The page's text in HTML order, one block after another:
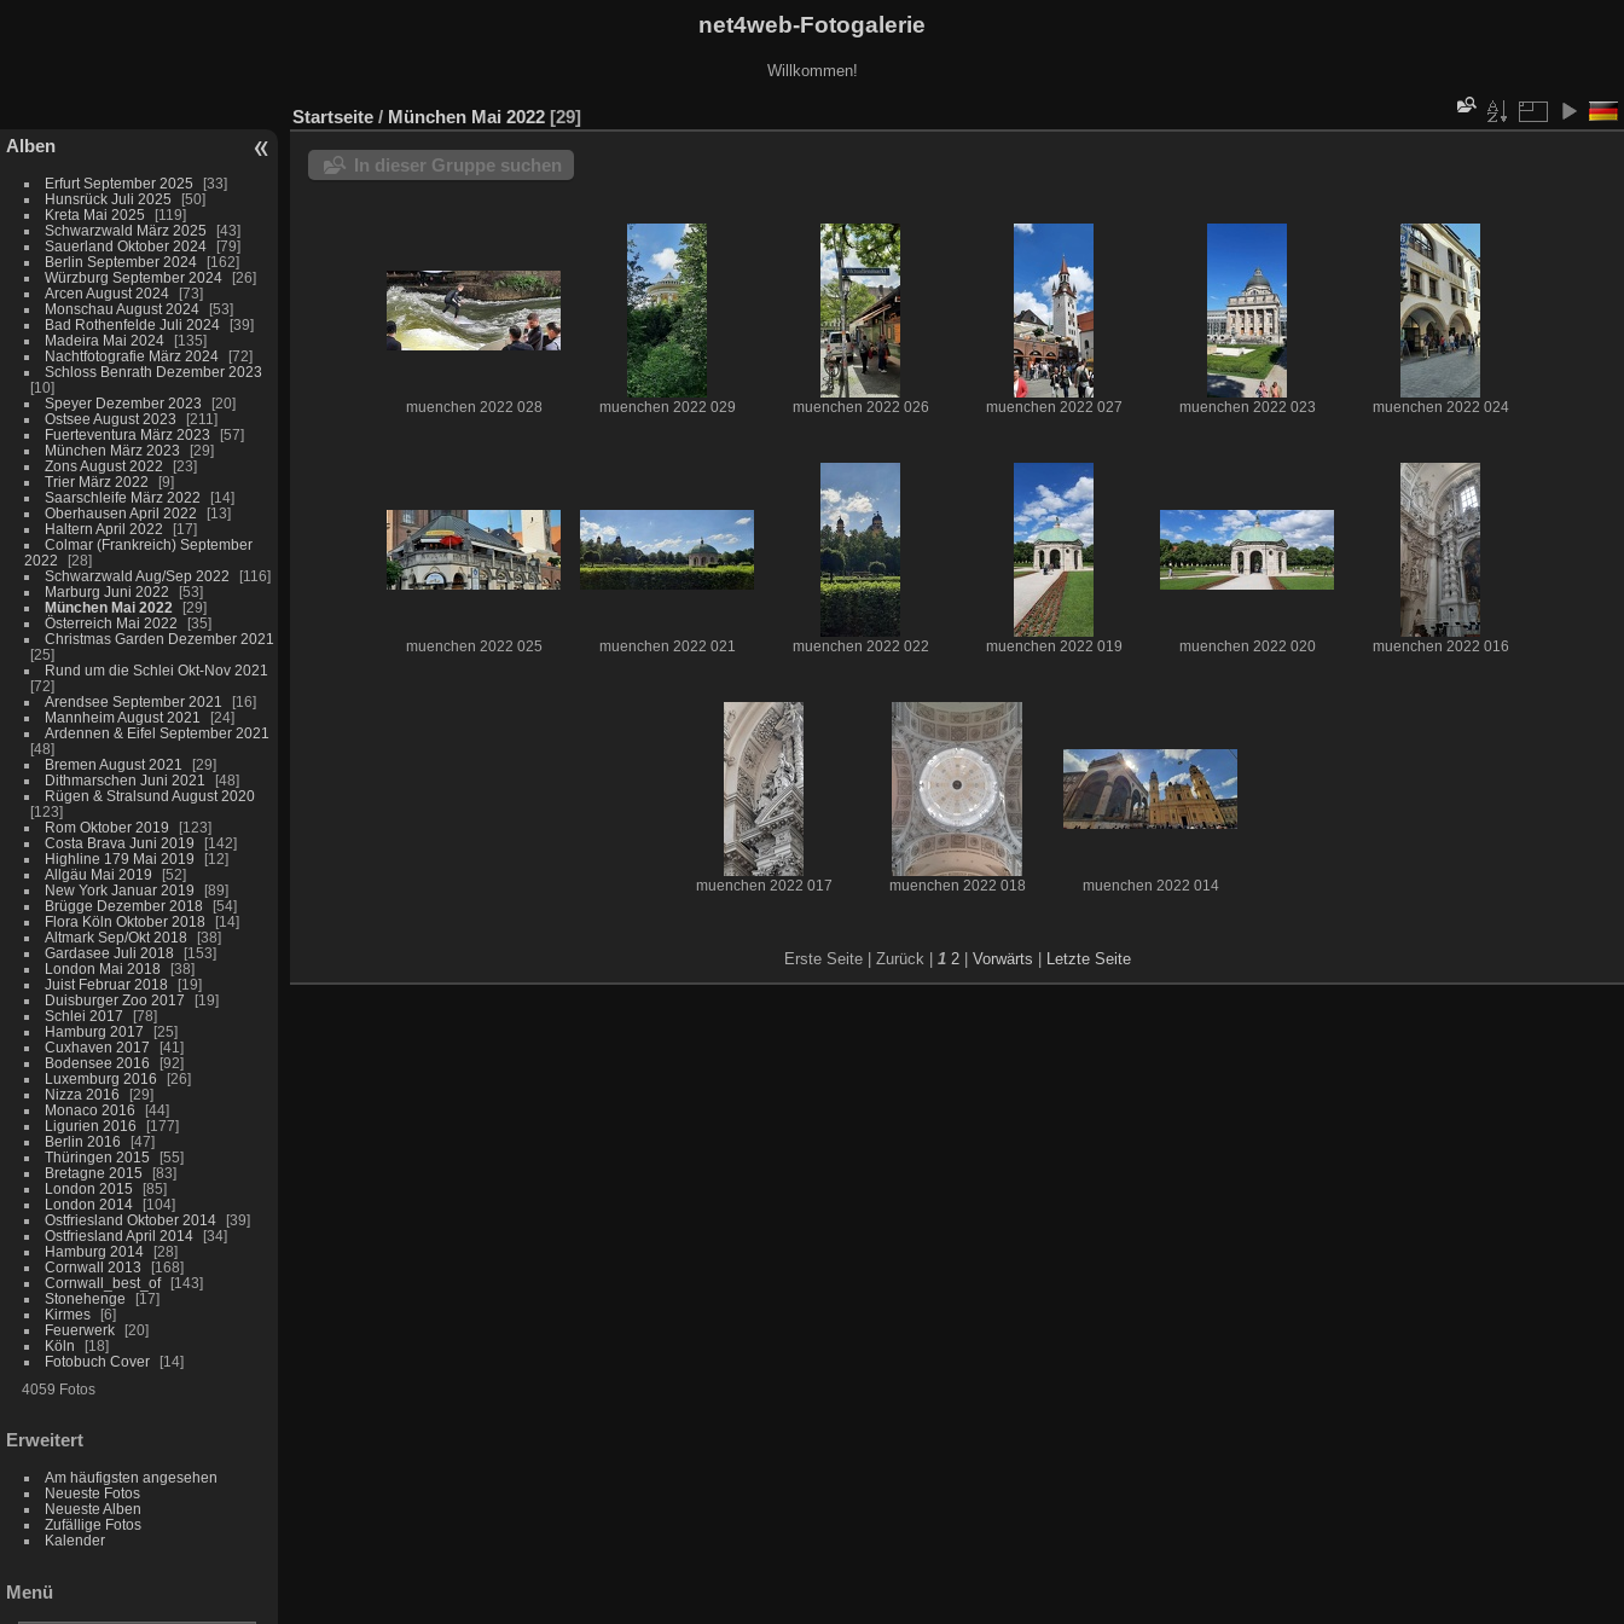
net4web-Fotogalerie
Willkommen!
Alben
Erfurt September 2025
33
Hunsrück Juli 2025
50
Kreta Mai 2025
119
Schwarzwald März 2025
43
Sauerland Oktober 2024
79
Berlin September 2024
162
Würzburg September 2024
26
Arcen August 2024
73
Monschau August 2024
53
Bad Rothenfelde Juli 2024
39
Madeira Mai 2024
135
Nachtfotografie März 2024
72
Schloss Benrath Dezember 2023
10
Speyer Dezember 2023
20
Ostsee August 2023
211
Fuerteventura März 2023
57
München März 2023
29
Zons August 2022
23
Trier März 2022
9
Saarschleife März 2022
14
Oberhausen April 2022
13
Haltern April 2022
17
Colmar (Frankreich) September
2022
28
Schwarzwald Aug/Sep 2022
116
Marburg Juni 2022
53
München Mai 2022
29
Österreich Mai 2022
35
Christmas Garden Dezember 2021
25
Rund um die Schlei Okt-Nov 2021
72
Arendsee September 2021
16
Mannheim August 2021
24
Ardennen & Eifel September 2021
48
Bremen August 2021
29
Dithmarschen Juni 2021
48
Rügen & Stralsund August 2020
123
Rom Oktober 2019
123
Costa Brava Juni 2019
142
Highline 179 Mai 2019
12
Allgäu Mai 2019
52
New York Januar 2019
89
Brügge Dezember 2018
54
Flora Köln Oktober 2018
14
Altmark Sep/Okt 2018
38
Gardasee Juli 2018
153
London Mai 2018
38
Juist Februar 2018
19
Duisburger Zoo 2017
19
Schlei 2017
78
Hamburg 2017
25
Cuxhaven 2017
41
Bodensee 2016
92
Luxemburg 2016
26
Nizza 2016
29
Monaco 2016
44
Ligurien 2016
177
Berlin 2016
47
Thüringen 2015
55
Bretagne 2015
83
London 2015
85
London 2014
104
Ostfriesland Oktober 2014
39
Ostfriesland April 2014
34
Hamburg 2014
28
Cornwall 2013
168
Cornwall_best_of
143
Stonehenge
17
Kirmes
6
Feuerwerk
20
Köln
18
Fotobuch Cover
14
4059 Fotos
Erweitert
Am häufigsten angesehen
Neueste Fotos
Neueste Alben
Zufällige Fotos
Kalender
Menü
Startseite / München Mai 2022 29
In dieser Gruppe suchen
muenchen 2022 028 muenchen 2022 029 muenchen 2022 026 muenchen 2022 027 muenchen 2022 023 muenchen 2022 024
muenchen 2022 025 muenchen 2022 021 muenchen 2022 022 muenchen 2022 019 muenchen 2022 020 muenchen 2022 016
muenchen 2022 017 muenchen 2022 018 muenchen 2022 014
Erste Seite | Zurück | 1 2 Vorwärts Letzte Seite